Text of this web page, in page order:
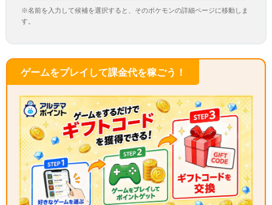
※名前を入力して候補を選択すると、そのポケモンの詳細ページに移動しま
す。
ゲームをプレイして課金代を稼ごう！